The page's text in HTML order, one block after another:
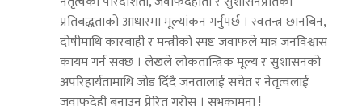
प्रतिबद्धताको आधारमा मूल्यांकन गर्नुपर्छ । स्वतन्त्र छानबिन,
दोषीमाथि कारबाही र मन्त्रीको स्पष्ट जवाफले मात्र जनविश्वास
कायम गर्न सक्छ । लेखले लोकतान्त्रिक मूल्य र सुशासनको
अपरिहार्यतामाथि जोड दिँदै जनतालाई सचेत र नेतृत्वलाई